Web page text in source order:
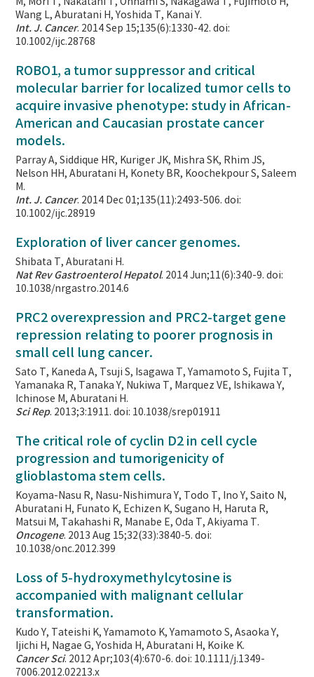
Wang L, Aburatani H, Yoshida T, Kanai Y.
Int. J. Cancer. 2014 Sep 15;135(6):1330-42. doi:
10.1002/ijc.28768
ROBO1, a tumor suppressor and critical
molecular barrier for localized tumor cells to
acquire invasive phenotype: study in African-
American and Caucasian prostate cancer
models.
Parray A, Siddique HR, Kuriger JK, Mishra SK, Rhim JS,
Nelson HH, Aburatani H, Konety BR, Koochekpour S, Saleem
M.
Int. J. Cancer. 2014 Dec 01;135(11):2493-506. doi:
10.1002/ijc.28919
Exploration of liver cancer genomes.
Shibata T, Aburatani H.
Nat Rev Gastroenterol Hepatol. 2014 Jun;11(6):340-9. doi:
10.1038/nrgastro.2014.6
PRC2 overexpression and PRC2-target gene
repression relating to poorer prognosis in
small cell lung cancer.
Sato T, Kaneda A, Tsuji S, Isagawa T, Yamamoto S, Fujita T,
Yamanaka R, Tanaka Y, Nukiwa T, Marquez VE, Ishikawa Y,
Ichinose M, Aburatani H.
Sci Rep. 2013;3:1911. doi: 10.1038/srep01911
The critical role of cyclin D2 in cell cycle
progression and tumorigenicity of
glioblastoma stem cells.
Koyama-Nasu R, Nasu-Nishimura Y, Todo T, Ino Y, Saito N,
Aburatani H, Funato K, Echizen K, Sugano H, Haruta R,
Matsui M, Takahashi R, Manabe E, Oda T, Akiyama T.
Oncogene. 2013 Aug 15;32(33):3840-5. doi:
10.1038/onc.2012.399
Loss of 5-hydroxymethylcytosine is
accompanied with malignant cellular
transformation.
Kudo Y, Tateishi K, Yamamoto K, Yamamoto S, Asaoka Y,
Ijichi H, Nagae G, Yoshida H, Aburatani H, Koike K.
Cancer Sci. 2012 Apr;103(4):670-6. doi: 10.1111/j.1349-
7006.2012.02213.x